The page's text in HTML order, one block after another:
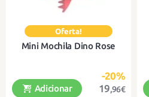
Mini Mochila Dino Rose
-20%
19,96€
Adicionar